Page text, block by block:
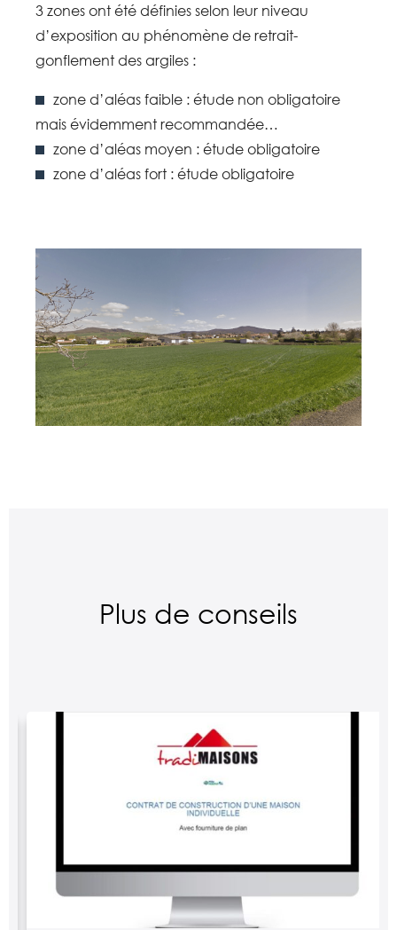
3 zones ont été définies selon leur niveau
d’exposition au phénomène de retrait-
gonflement des argiles :
zone d’aléas faible : étude non obligatoire
mais évidemment recommandée…
zone d’aléas moyen : étude obligatoire
zone d’aléas fort : étude obligatoire
Plus de conseils